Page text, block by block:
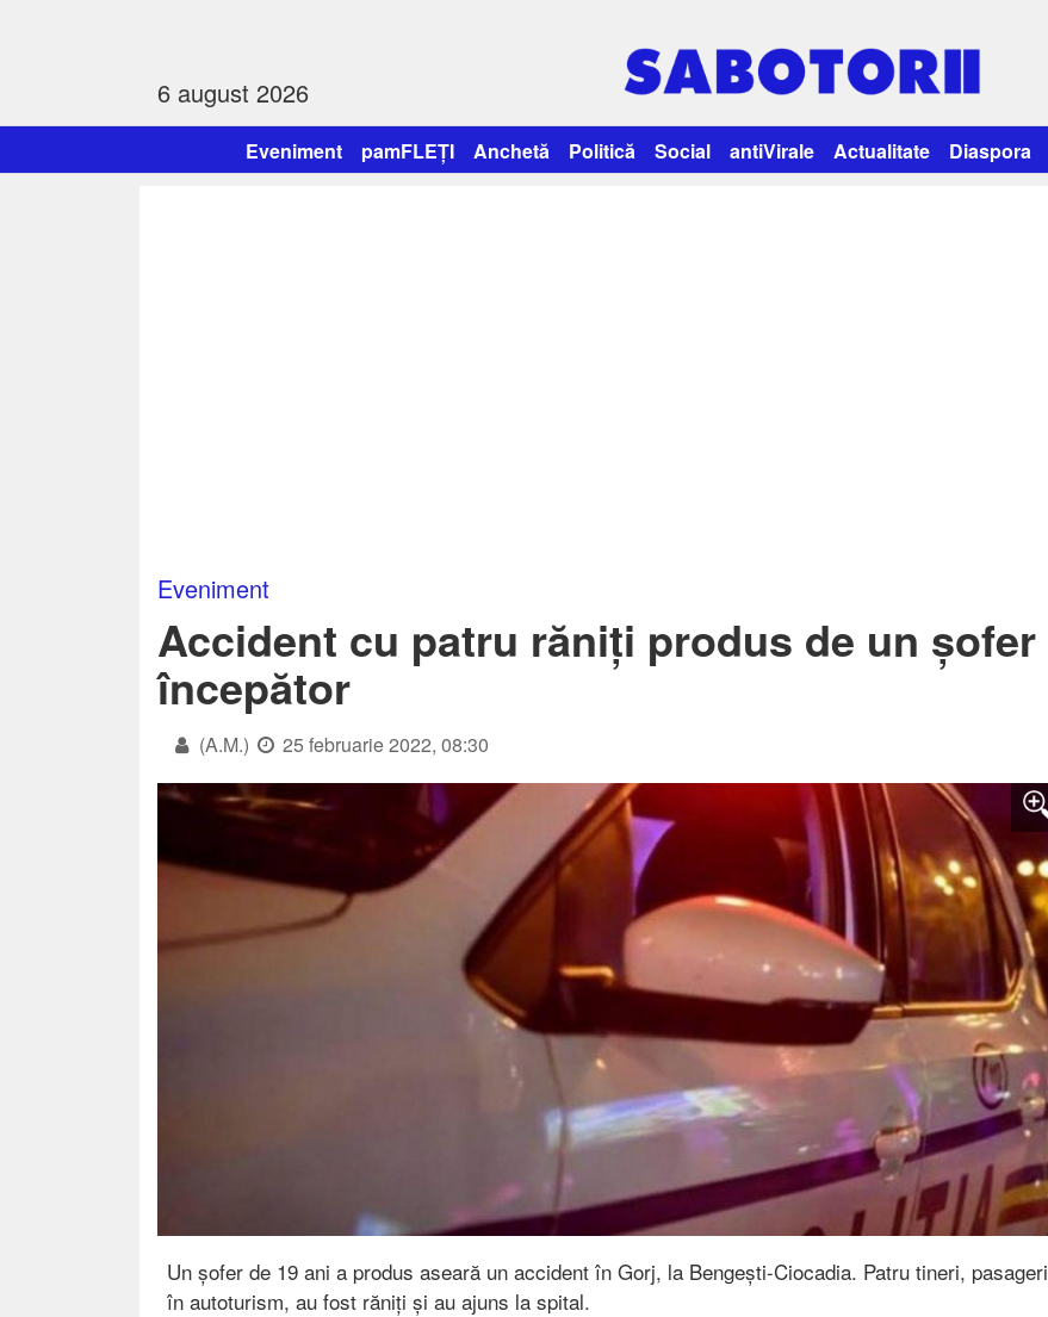
6 august 2026
Eveniment pamFLEȚI Anchetă Politică Social antiVirale Actualitate Diaspora
Eveniment
Accident cu patru răniți produs de un șofer
începător
(A.M.) 25 februarie 2022, 08:30
Un șofer de 19 ani a produs aseară un accident în Gorj, la Bengești-Ciocadia. Patru tineri, pasageri
în autoturism, au fost răniți și au ajuns la spital.